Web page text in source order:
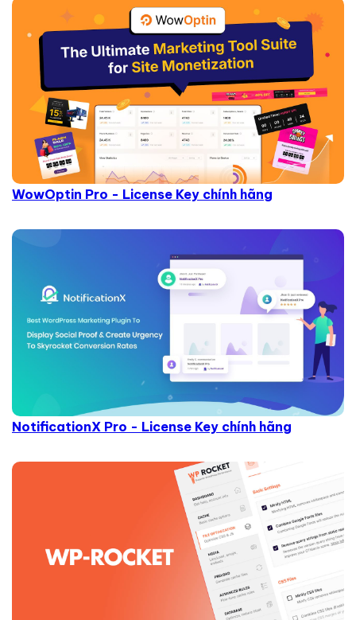
WowOptin Pro - License Key chính hãng
NotificationX Pro - License Key chính hãng